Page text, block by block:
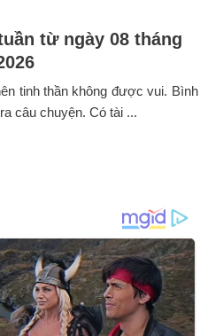
từ ngày 08 tháng
tinh thần không được vui. Bình
câu chuyện. Có tài ...